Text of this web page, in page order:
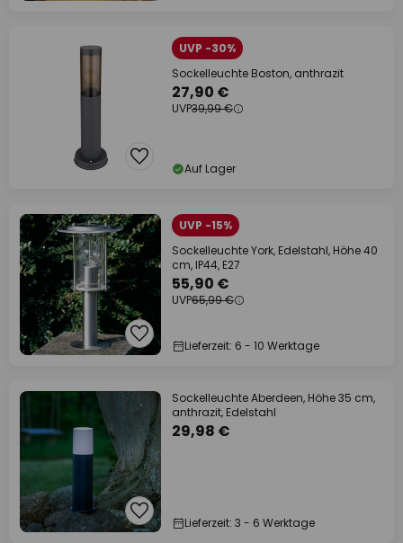
UVP -30%
Sockelleuchte Boston, anthrazit
27,90 €
UVP39,99 €
Auf Lager
UVP -15%
Sockelleuchte York, Edelstahl, Höhe 40
cm, IP44, E27
55,90 €
UVP65,99 €
Lieferzeit: 6 - 10 Werktage
Sockelleuchte Aberdeen, Höhe 35 cm,
anthrazit, Edelstahl
29,98 €
Lieferzeit: 3 - 6 Werktage